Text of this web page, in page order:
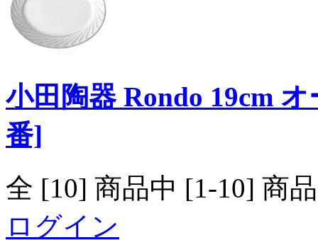
小田陶器 Rondo 19cm
番]
全 [10] 商品中 [1-10] 商
ログイン